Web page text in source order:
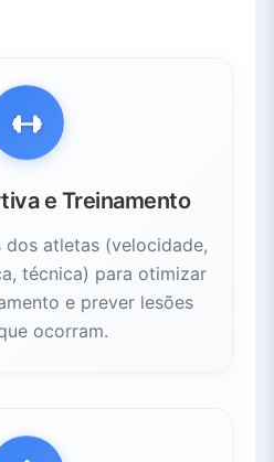
Público
Privacidade
e Treinamento
dos atletas (velocidade,
técnica) para otimizar
e prever lesões
ocorram.